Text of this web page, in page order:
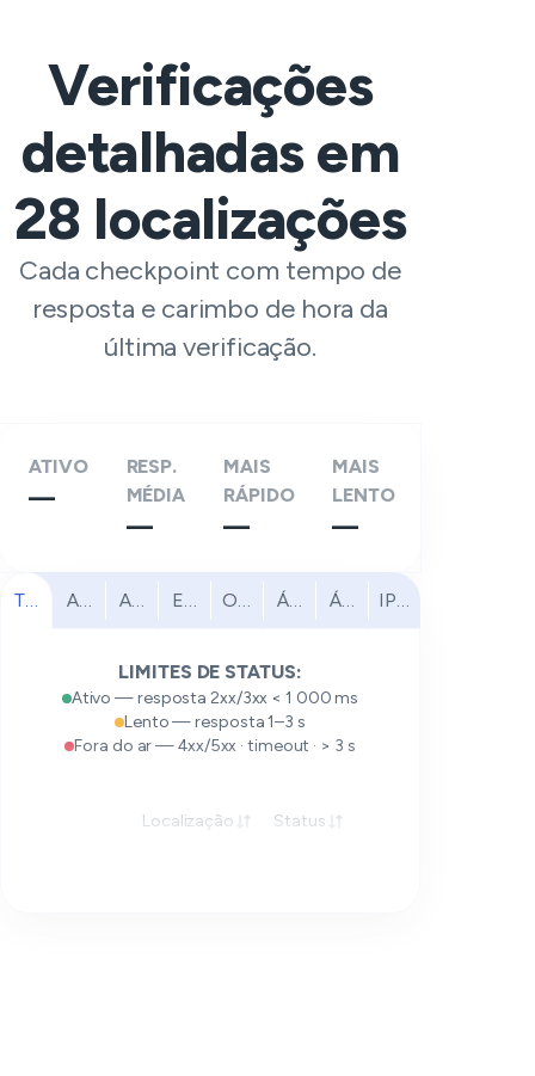
Verificações
detalhadas em
28 localizações
Cada checkpoint com tempo de
resposta e carimbo de hora da
última verificação.
ATIVO
—
RESP.
MÉDIA
—
MAIS
RÁPIDO
—
MAIS
LENTO
—
Todas América do Norte
América do Sul
EuropaOriente Médio
África Ásia-Pacífico
IPv6
LIMITES DE STATUS:
Ativo — resposta 2xx/3xx < 1 000 ms
Lento — resposta 1–3 s
Fora do ar — 4xx/5xx · timeout · > 3 s
Localização Status